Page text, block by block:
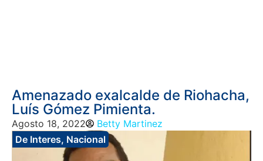
Amenazado exalcalde de Riohacha,
Luís Gómez Pimienta.
Agosto 18, 2022
Betty Martinez
De Interes, Nacional